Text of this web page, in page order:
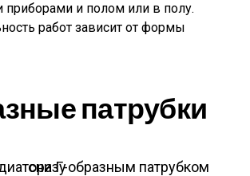
приборами и полом или в полу.
работ зависит от формы
патрубки
Подключение радиатора Г-образным патрубком снизу